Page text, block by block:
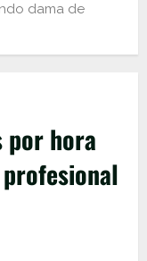
dama de
por hora